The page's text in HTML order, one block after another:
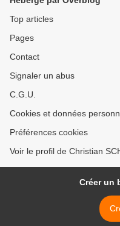
Top articles
Pages
Contact
Signaler un abus
C.G.U.
Cookies et données
Préférences cookies
Voir le profil de Christian
Créer un